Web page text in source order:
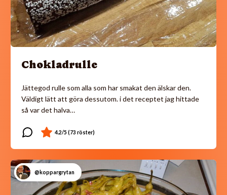
Chokladrulle
Jättegod rulle som alla som har smakat den älskar den.
Väldigt lätt att göra dessutom. i det receptet jag hittade
så var det halva…
@koppargrytan